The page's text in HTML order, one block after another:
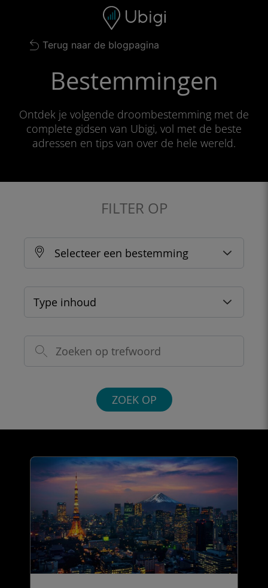
Navigatiebalk Voettekst
Terug naar de blogpagina
Bestemmingen
Ontdek je volgende droombestemming met de
complete gidsen van Ubigi, vol met de beste
adressen en tips van over de hele wereld.
FILTER OP
Selecteer een bestemming
Type inhoud
ZOEK OP